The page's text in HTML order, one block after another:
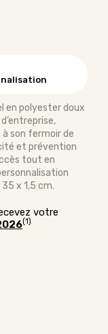
en polyester doux
son fermoir de
et prévention
tout en
x 1,5 cm.
votre
(1)